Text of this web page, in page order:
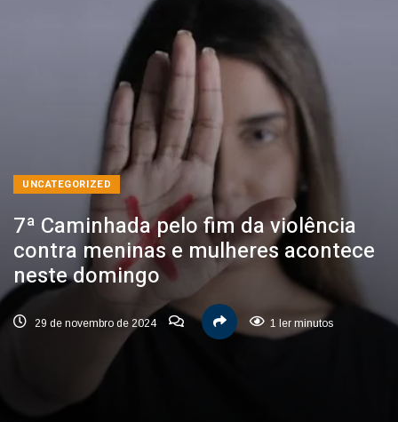
UNCATEGORIZED
7ª Caminhada pelo fim da violência
contra meninas e mulheres acontece
neste domingo
29 de novembro de 2024 1 ler minutos